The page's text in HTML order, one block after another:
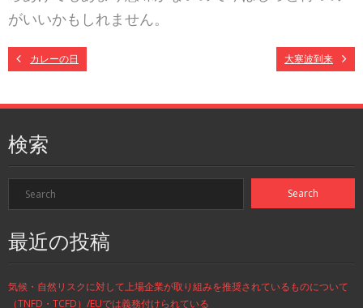
がいいかもしれません。
カレーの日 大寒波到来
検索
最近の投稿
気候・自然リスクに対して上場企業が取り組みを推奨されているものについて
（TNFD・TCFD）/EUでは義務付けられている